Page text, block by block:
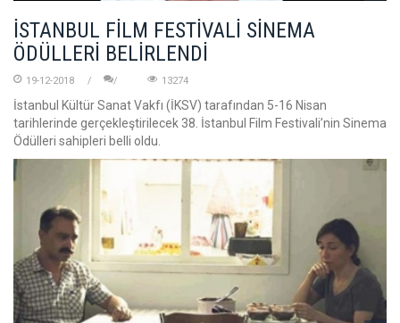
İSTANBUL FİLM FESTİVALİ SİNEMA
ÖDÜLLERİ BELİRLENDİ
19-12-2018 13274
İstanbul Kültür Sanat Vakfı (İKSV) tarafından 5-16 Nisan
tarihlerinde gerçekleştirilecek 38. İstanbul Film Festivali’nin Sinema
Ödülleri sahipleri belli oldu.